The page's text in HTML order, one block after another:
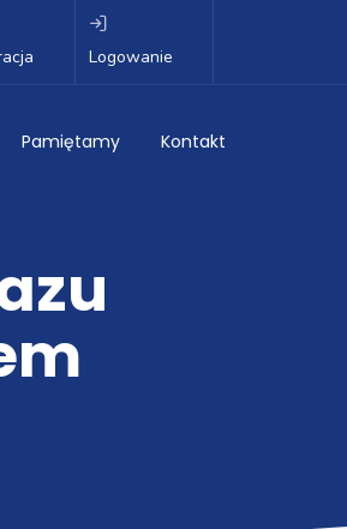
Logowanie
Pamiętamy Kontakt